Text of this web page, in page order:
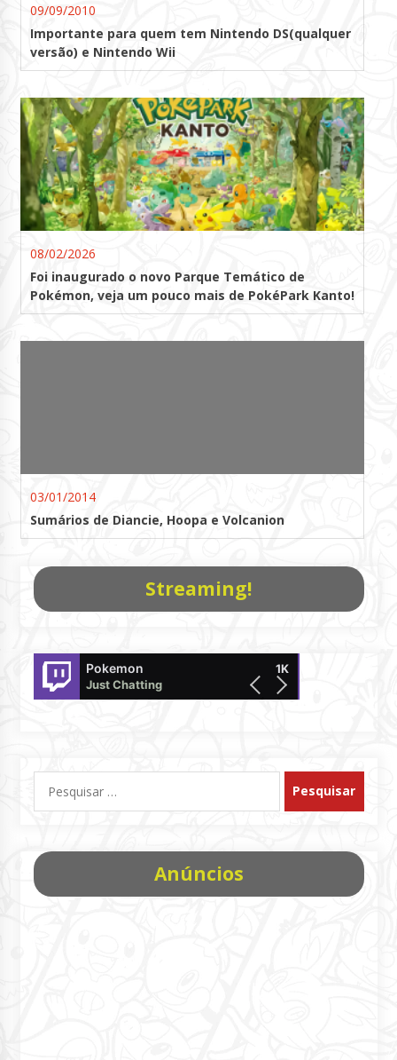
09/09/2010
Importante para quem tem Nintendo DS(qualquer
versão) e Nintendo Wii
08/02/2026
Foi inaugurado o novo Parque Temático de
Pokémon, veja um pouco mais de PokéPark Kanto!
03/01/2014
Sumários de Diancie, Hoopa e Volcanion
Streaming!
Pokemon
Just Chatting
1K
por:
Anúncios